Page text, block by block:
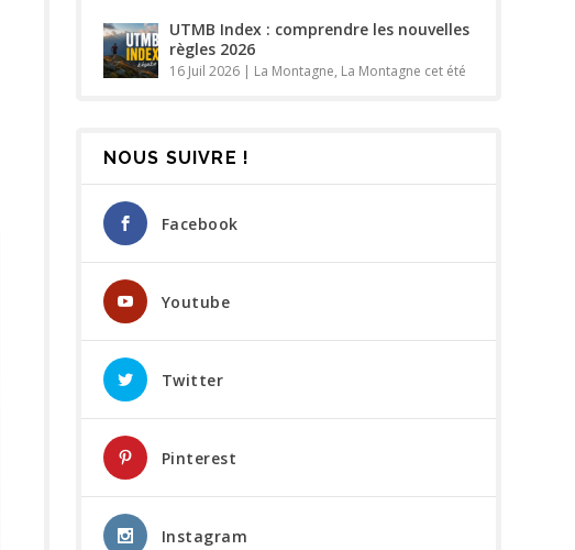
UTMB Index : comprendre les nouvelles
règles 2026
16 Juil 2026| La Montagne, La Montagne cet été
NOUS SUIVRE !
Facebook
Youtube
Twitter
Pinterest
Instagram